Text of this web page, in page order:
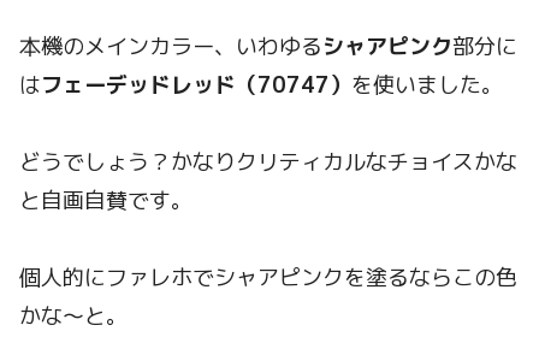
本機のメインカラー、いわゆるシャアピンク部分に
はフェーデッドレッド（70747） を使いました。
どうでしょう？かなりクリティカルなチョイスかな
と自画自賛です。
個人的にファレホでシャアピンクを塗るならこの色
かな～と。